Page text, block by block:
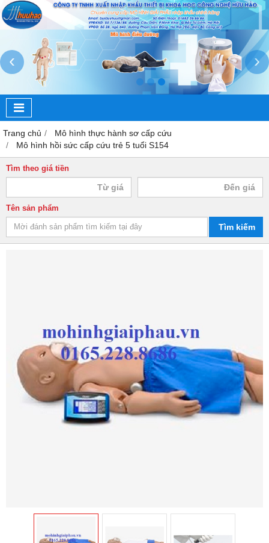
‹ ›
Trang chủ
Mô hình thực hành sơ cấp cứu
Mô hình hồi sức cấp cứu trẻ 5 tuổi S154
Tìm theo giá tiền
Tên sản phẩm
Tìm kiếm